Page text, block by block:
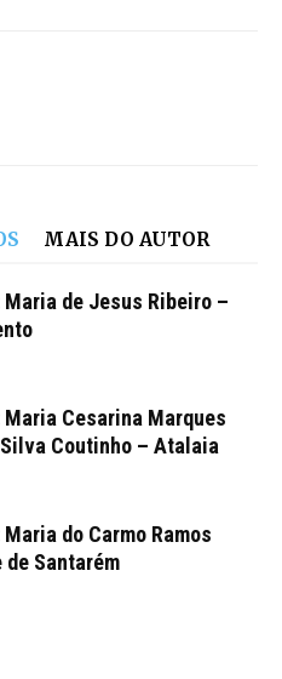
MAIS DO AUTOR
de Jesus Ribeiro –
Cesarina Marques
Coutinho – Atalaia
do Carmo Ramos
de Santarém